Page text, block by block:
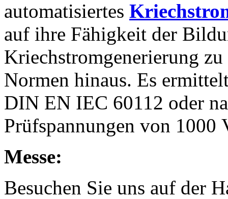
automatisiertes
auf ihre Fähigkeit der
Kriechstromgenerierung zu
Normen hinaus. Es
DIN EN IEC 60112 oder
Prüfspannungen von 1000
Messe:
Besuchen Sie uns auf der